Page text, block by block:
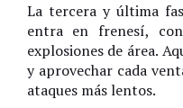
La tercera y última
entra en frenesí,
explosiones de área.
y aprovechar cada
ataques más lentos.